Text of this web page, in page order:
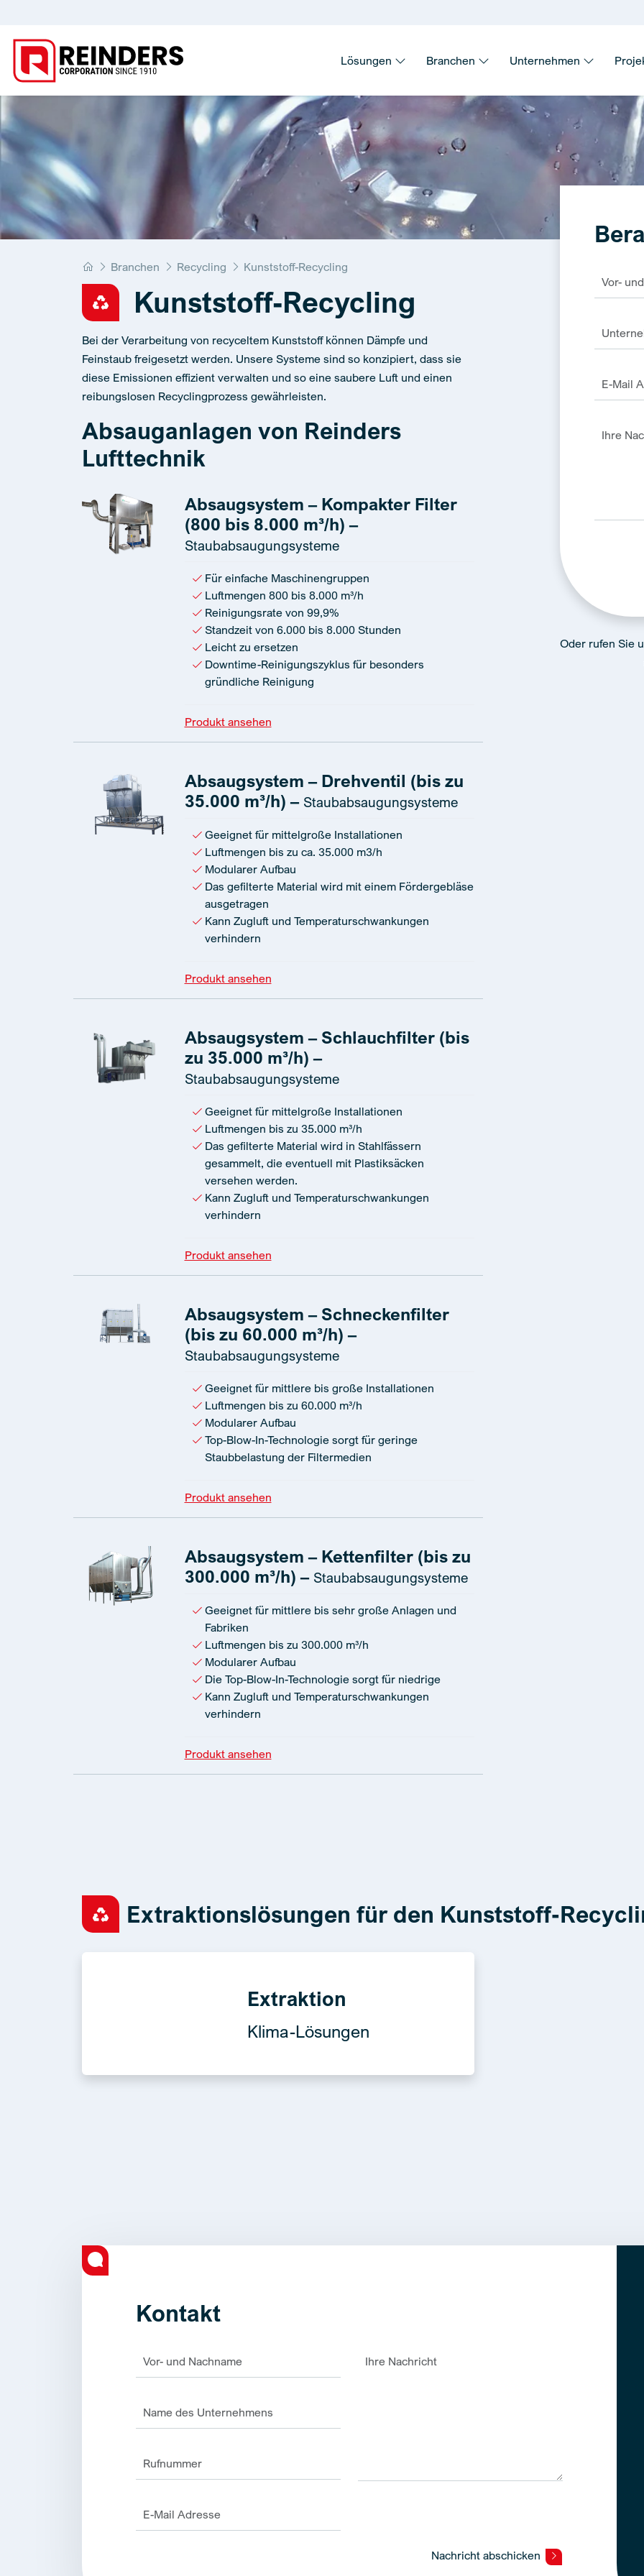
Lösungen Branchen Unternehmen
Home
Branchen Recycling Kunststoff-Recycling
Kunststoff-Recycling
Bei der Verarbeitung von recyceltem Kunststoff können Dämpfe und
Feinstaub freigesetzt werden. Unsere Systeme sind so konzipiert, dass sie
diese Emissionen effizient verwalten und so eine saubere Luft und einen
reibungslosen Recyclingprozess gewährleisten.
Absauganlagen von Reinders
Lufttechnik
Absaugsystem – Kompakter Filter
(800 bis 8.000 m³/h) –
Staubabsaugungsysteme
Für einfache Maschinengruppen
Luftmengen 800 bis 8.000 m³/h
Reinigungsrate von 99,9%
Standzeit von 6.000 bis 8.000 Stunden
Leicht zu ersetzen
Downtime-Reinigungszyklus für besonders
gründliche Reinigung
Produkt ansehen
Absaugsystem – Drehventil (bis zu
35.000 m³/h) – Staubabsaugungsysteme
Geeignet für mittelgroße Installationen
Luftmengen bis zu ca. 35.000 m3/h
Modularer Aufbau
Das gefilterte Material wird mit einem Fördergebläse
ausgetragen
Kann Zugluft und Temperaturschwankungen
verhindern
Produkt ansehen
Absaugsystem – Schlauchfilter (bis
zu 35.000 m³/h) –
Staubabsaugungsysteme
Geeignet für mittelgroße Installationen
Luftmengen bis zu 35.000 m³/h
Das gefilterte Material wird in Stahlfässern
gesammelt, die eventuell mit Plastiksäcken
versehen werden.
Kann Zugluft und Temperaturschwankungen
verhindern
Produkt ansehen
Absaugsystem – Schneckenfilter
(bis zu 60.000 m³/h) –
Staubabsaugungsysteme
Geeignet für mittlere bis große Installationen
Luftmengen bis zu 60.000 m³/h
Modularer Aufbau
Top-Blow-In-Technologie sorgt für geringe
Staubbelastung der Filtermedien
Produkt ansehen
Absaugsystem – Kettenfilter (bis zu
300.000 m³/h) – Staubabsaugungsysteme
Geeignet für mittlere bis sehr große Anlagen und
Fabriken
Luftmengen bis zu 300.000 m³/h
Modularer Aufbau
Die Top-Blow-In-Technologie sorgt für niedrige
Kann Zugluft und Temperaturschwankungen
verhindern
Produkt ansehen
Oder rufen Sie
Extraktionslösungen für den Kunststoff-
Extraktion
Klima-Lösungen
Kontakt
Nachricht abschicken